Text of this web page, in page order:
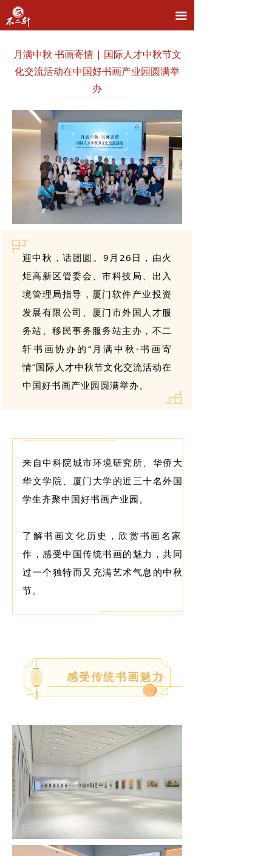
끀
首页
主营业务
名家推荐
新闻资讯
联系我们
月满中秋 书画寄情 | 国际人才中秋节文
化交流活动在中国好书画产业园圆满举
办
迎中秋，话团圆。9月26日，由火
炬高新区管委会、市科技局、出入
境管理局指导，厦门软件产业投资
发展有限公司、厦门市外国人才服
务站、移民事务服务站主办，不二
轩书画协办的“月满中秋·书画寄
情”国际人才中秋节文化交流活动在
中国好书画产业园圆满举办。
来自中科院城市环境研究所、华侨大学
华文学院、厦门大学的近三十名外国留
学生齐聚中国好书画产业园。
了解书画文化历史，欣赏书画名家佳
作，感受中国传统书画的魅力，共同度
过一个独特而又充满艺术气息的中秋佳
节。
感受传统书画魅力